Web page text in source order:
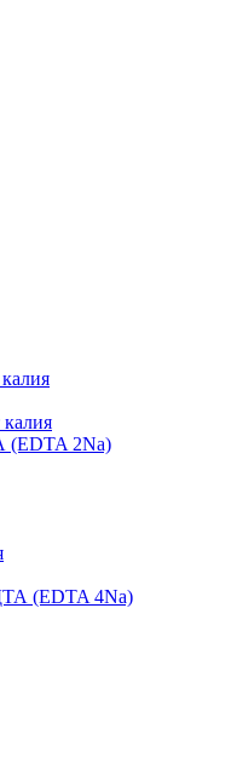
(EDTA 2Na)
(EDTA 4Na)